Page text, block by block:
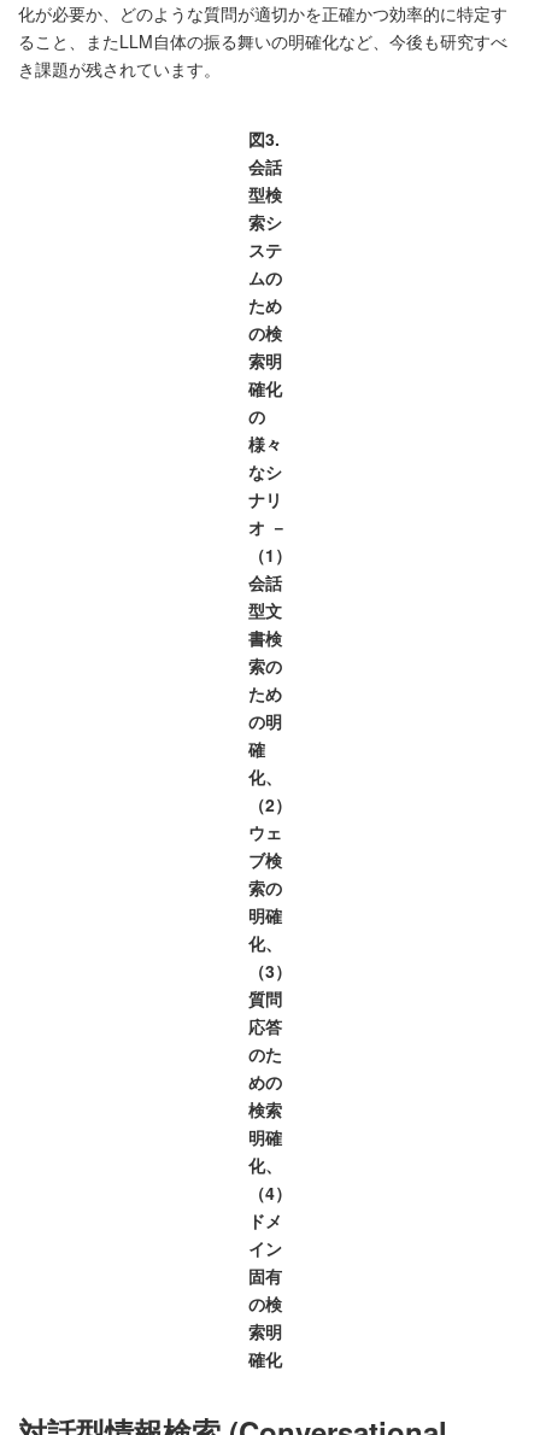
化が必要か、どのような質問が適切かを正確かつ効率的に特定す
ること、またLLM自体の振る舞いの明確化など、今後も研究すべ
き課題が残されています。
図3.
会話
型検
索シ
ステ
ムの
ため
の検
索明
確化
の
様々
なシ
ナリ
オ －
（1）
会話
型文
書検
索の
ため
の明
確
化、
（2）
ウェ
ブ検
索の
明確
化、
（3）
質問
応答
のた
めの
検索
明確
化、
（4）
ドメ
イン
固有
の検
索明
確化